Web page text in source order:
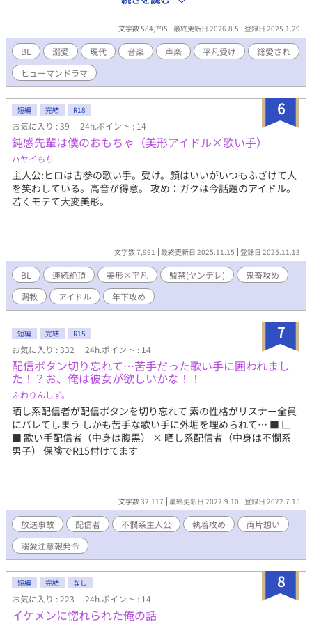
ップ・ドーナツマスターのＣＭオーディションに合格する。新商
品は、ドイツのチョコレートメーカー・フォーゲルベッカー社と
のコラボレーション商品で、三喜雄は録音時に、フォーゲルベッ
カー日本法人の最高執行責任者（ＣＯＯ）のノア・カレンバウア
ーと再会する。カレンバウアーはかつて、三喜雄のドイツでのオ
ペラデビューを祝福してくれたが、彼は三喜雄のことを覚えてい
ない様子だった。 カレンバウアーは三喜雄がプロとして活躍でき
るよう、あれこれ世話を焼き始める。そのことに三喜雄が戸惑う
さなか、暮らしているマンションが火事になり……。 イラスト／
N さま @N_naoco0130 『彼はオタサーの姫』の12年後の物語。
未読でもお楽しみいただけますが、三喜雄を取り巻く音楽家たち
も元気に登場しますので、読了後だとより楽しいかと思います。
あるバリトン歌手の生涯的な物語なので、恋愛要素にあまり重き
を置いていません。ラブシーンもたぶん薄めです。エンタメ性は
高めかもです。
文字数 584,795 最終更新日 2026.8.5 登録日 2025.1.29
BL 溺愛 現代 音楽 声楽 平凡受け
総愛され
ヒューマンドラマ
6
短編 完結 R18
お気に入り : 39 24h.ポイント : 14
鈍感先輩は僕のおもちゃ（美形アイドル×歌い手）
ハヤイもち
主人公:ヒロは古参の歌い手。受け。顔はいいがいつもふざけて人
を笑わしている。高音が得意。 攻め：ガクは今話題のアイドル。
若くモテて大変美形。
文字数 7,991 最終更新日 2025.11.15 登録日 2025.11.13
BL 連続絶頂 美形×平凡 監禁(ヤンデレ)
鬼畜攻め
調教
アイドル 年下攻め
7
短編 完結 R15
お気に入り : 332 24h.ポイント : 14
配信ボタン切り忘れて…苦手だった歌い手に囲われまし
た！？お、俺は彼女が欲しいかな！！
ふわりんしず。
晒し系配信者が配信ボタンを切り忘れて 素の性格がリスナー全員
にバレてしまう しかも苦手な歌い手に外堀を埋められて… ■ □
■ 歌い手配信者（中身は腹黒） × 晒し系配信者（中身は不憫系
男子） 保険でR15付けてます
文字数 32,117 最終更新日 2022.9.10 登録日 2022.7.15
放送事故 配信者 不憫系主人公 執着攻め
両片想い
溺愛注意報発令
8
短編 完結 なし
お気に入り : 223 24h.ポイント : 14
イケメンに惚れられた俺の話